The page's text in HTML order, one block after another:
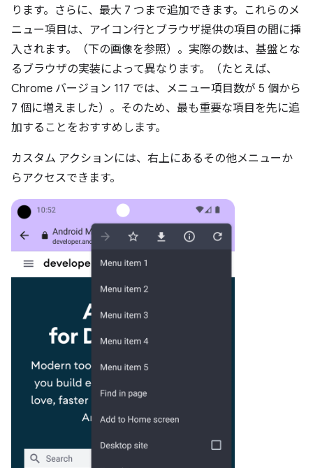
ります。さらに、最大 7 つまで追加できます。これらのメ
ニュー項目は、アイコン行とブラウザ提供の項目の間に挿
入されます。（下の画像を参照）。実際の数は、基盤とな
るブラウザの実装によって異なります。（たとえば、
Chrome バージョン 117 では、メニュー項目数が 5 個から
7 個に増えました）。そのため、最も重要な項目を先に追
加することをおすすめします。
カスタム アクションには、右上にあるその他メニューか
らアクセスできます。